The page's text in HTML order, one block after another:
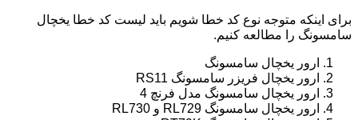
برای اینکه متوجه نوع کد خطا شویم باید لیست کد خطا یخچال
سامسونگ را مطالعه کنیم.
ارور یخچال سامسونگ
ارور یخچال فریزر سامسونگ RS11
ارور یخچال سامسونگ مدل فرنچ 4
ارور یخچال سامسونگ RL729 و RL730